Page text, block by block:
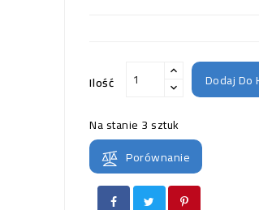
Ilość Dodaj Do
Na stanie 3 sztuk
Porównanie